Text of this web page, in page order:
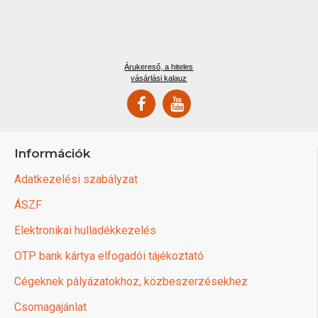
Árukereső, a hiteles
vásárlási kalauz
Információk
Adatkezelési szabályzat
ÁSZF
Elektronikai hulladékkezelés
OTP bank kártya elfogadói tájékoztató
Cégeknek pályázatokhoz, közbeszerzésekhez
Csomagajánlat